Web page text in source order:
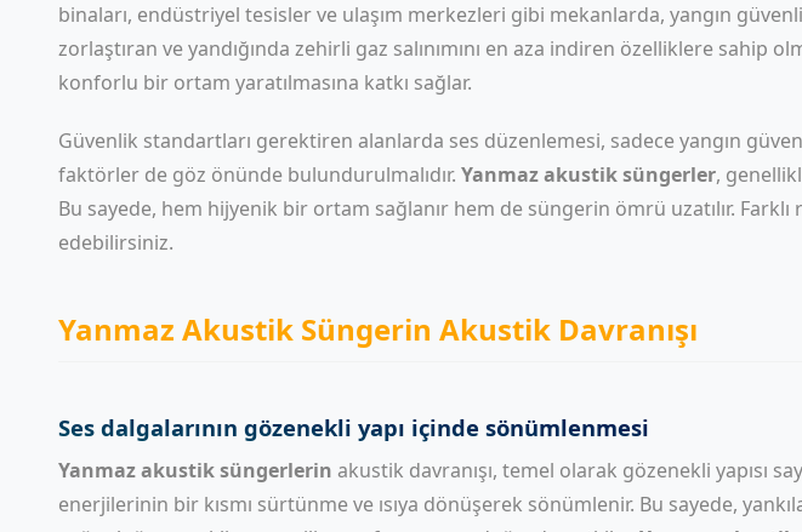
binaları, endüstriyel tesisler ve ulaşım merkezleri gibi mekanlarda, yangın
zorlaştıran ve yandığında zehirli gaz salınımını en aza indiren özelliklere sahip
konforlu bir ortam yaratılmasına katkı sağlar.
Güvenlik standartları gerektiren alanlarda ses düzenlemesi, sadece yangın
faktörler de göz önünde bulundurulmalıdır. Yanmaz akustik süngerler,
Bu sayede, hem hijyenik bir ortam sağlanır hem de süngerin ömrü uzatılır.
edebilirsiniz.
Yanmaz Akustik Süngerin Akustik Davranışı
Ses dalgalarının gözenekli yapı içinde sönümlenmesi
Yanmaz akustik süngerlerin akustik davranışı, temel olarak gözenekli yapısı
enerjilerinin bir kısmı sürtünme ve ısıya dönüşerek sönümlenir. Bu sayede,